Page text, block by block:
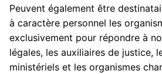
Peuvent également être
à caractère personnel les
exclusivement pour répondre à
légales, les auxiliaires de justice,
ministériels et les organismes